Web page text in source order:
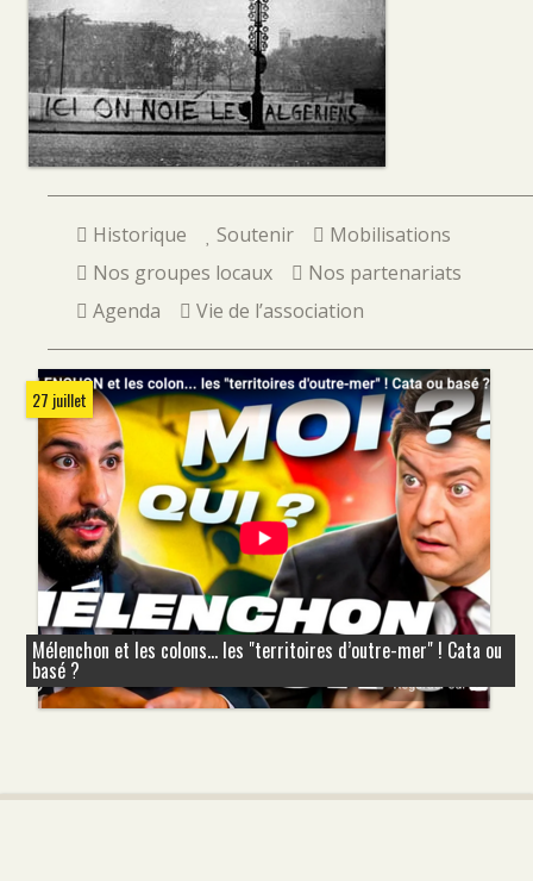
Historique Soutenir
Mobilisations
Nos groupes locaux
Nos partenariats
Agenda
Vie de l’association
27 juillet
Mélenchon et les colons... les "territoires d’outre-mer" ! Cata ou
basé ?